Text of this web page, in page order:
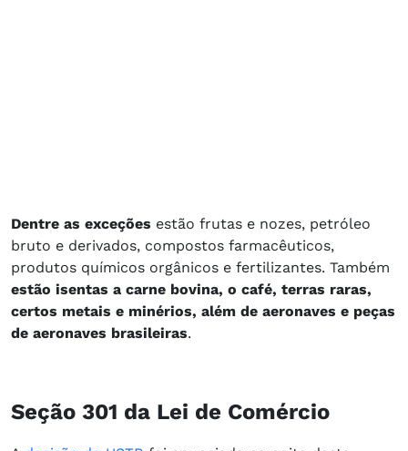
Dentre as exceções estão frutas e nozes, petróleo
bruto e derivados, compostos farmacêuticos,
produtos químicos orgânicos e fertilizantes. Também
estão isentas a carne bovina, o café, terras raras,
certos metais e minérios, além de aeronaves e peças
de aeronaves brasileiras.
Seção 301 da Lei de Comércio